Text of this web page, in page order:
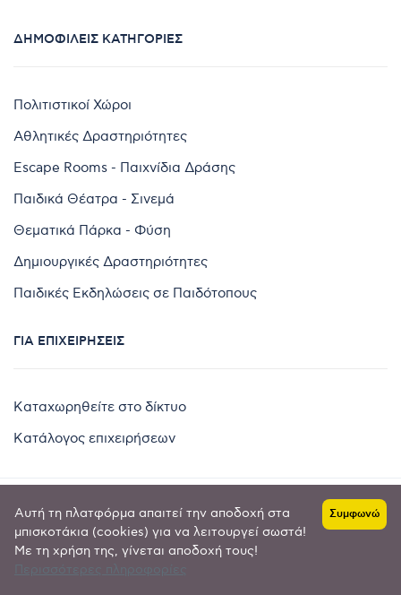
ΔΗΜΟΦΙΛΕΊΣ ΚΑΤΗΓΟΡΊΕΣ
Πολιτιστικοί Χώροι
Αθλητικές Δραστηριότητες
Escape Rooms - Παιχνίδια Δράσης
Παιδικά Θέατρα - Σινεμά
Θεματικά Πάρκα - Φύση
Δημιουργικές Δραστηριότητες
Παιδικές Εκδηλώσεις σε Παιδότοπους
ΓΙΑ ΕΠΙΧΕΙΡΉΣΕΙΣ
Καταχωρηθείτε στο δίκτυο
Κατάλογος επιχειρήσεων
Copyright © 2024 by
Goldensites
Αυτή τη πλατφόρμα απαιτεί την αποδοχή στα
μπισκοτάκια (cookies) για να λειτουργεί σωστά!
Με τη χρήση της, γίνεται αποδοχή τους!
Συμφωνώ